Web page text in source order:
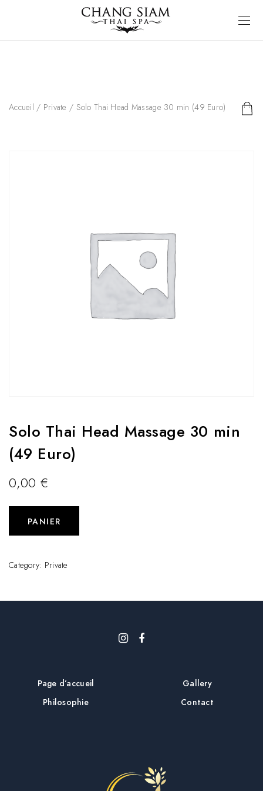
Accueil / Private / Solo Thai Head Massage 30 min (49 Euro)
Solo Thai Head Massage 30 min
(49 Euro)
0,00€
PANIER
Category: Private
Page d’accueil
Philosophie
Gallery
Contact